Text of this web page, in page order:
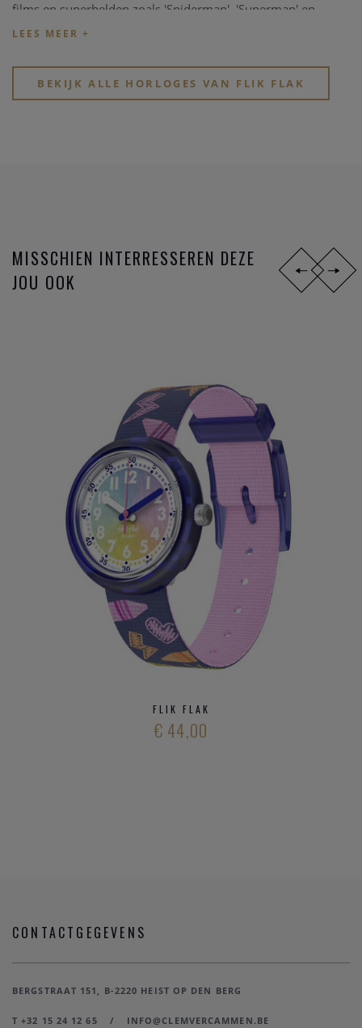
films en superhelden zoals 'Spiderman', 'Superman' en
'Batman'.
vindt er zowelkwalitatieve horloge merken als
modische horloge merken.
BEKIJK ALLE HORLOGES VAN FLIK FLAK
MISSCHIEN INTERRESSEREN DEZE
JOU OOK
FLIK FLAK
€ 44,00
CONTACTGEGEVENS
BERGSTRAAT 151, B-2220 HEIST OP DEN BERG
T +32 15 24 12 65 / INFO@CLEMVERCAMMEN.BE